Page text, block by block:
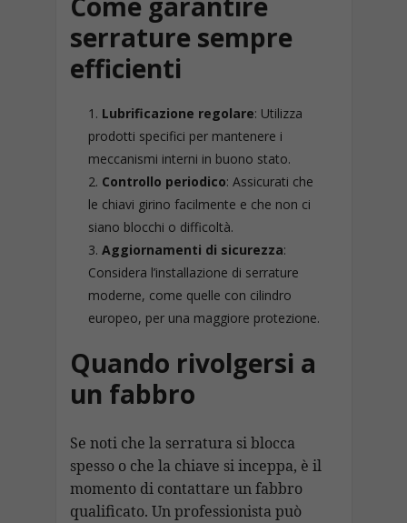
serrature sempre
efficienti
Lubrificazione regolare: Utilizza
prodotti specifici per mantenere i
meccanismi interni in buono stato.
Controllo periodico: Assicurati che
le chiavi girino facilmente e che non ci
siano blocchi o difficoltà.
Aggiornamenti di sicurezza:
Considera l’installazione di serrature
moderne, come quelle con cilindro
europeo, per una maggiore protezione.
Quando rivolgersi a
un fabbro
Se noti che la serratura si blocca
spesso o che la chiave si inceppa, è il
momento di contattare un fabbro
qualificato. Un professionista può